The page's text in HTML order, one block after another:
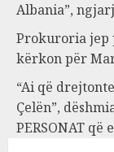
Albania”,
Prokuroria jep
kërkon për
“Ai që
Çelën”,
PERSONAT që